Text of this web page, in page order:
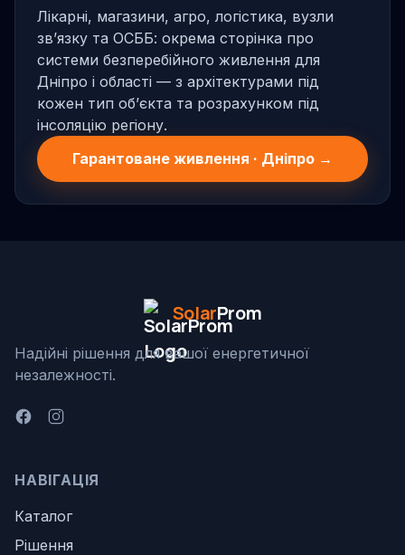
Лікарні, магазини, агро, логістика, вузли
звʼязку та ОСББ: окрема сторінка про
системи безперебійного живлення для
Дніпро і області — з архітектурами під
кожен тип обʼєкта та розрахунком під
інсоляцію регіону.
Гарантоване живлення · Дніпро →
SolarProm
Надійні рішення для вашої енергетичної
незалежності.
НАВІГАЦІЯ
Каталог
Рішення